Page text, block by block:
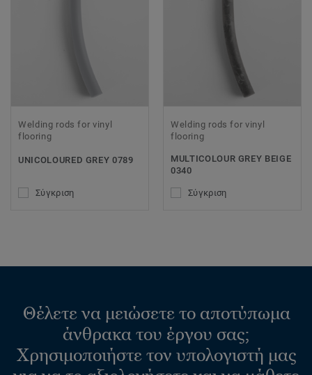
Welding rods for vinyl
flooring
UNICOLOURED GREY 0789
Σύγκριση
Welding rods for vinyl
flooring
MULTICOLOUR GREY BEIGE
0340
Σύγκριση
Θέλετε να μειώσετε το αποτύπωμα
άνθρακα του έργου σας;
Χρησιμοποιήστε τον υπολογιστή μας